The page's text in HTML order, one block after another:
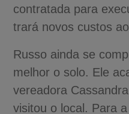
contratada para
trará novos custos
Russo ainda se
melhor o solo. Ele
vereadora
visitou o local. Para